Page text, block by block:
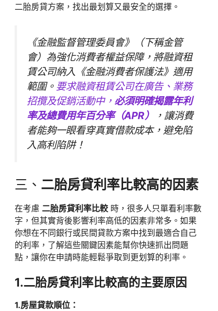
二胎房貸方案，找出最划算又最安全的選擇。
《金融監督管理委員會》（下稱金管
會）為強化消費者權益保障，將融資租
賃公司納入《金融消費者保護法》適用
範圍。 要求融資租賃公司在廣告、業務
招攬及促銷活動中， 必須明確揭露年利
率及總費用年百分率（APR）
，讓消費
者能夠一眼看穿真實借款成本，避免陷
入高利陷阱！
三、 二胎房貸利率比較高的因素
在考慮 二胎房貸利率比較 時，很多人只單看利率數
字，但其實背後影響利率高低的因素非常多。如果
你想在不同銀行或民間貸款方案中找到最適合自己
的利率，了解這些關鍵因素能幫你快速抓出問題
點，讓你在申請時能輕鬆爭取到更划算的利率。
1.二胎房貸利率比較高的主要原因
1.房屋貸款順位：